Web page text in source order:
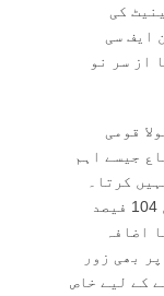
کی
ایف سی
از سر نو
قومی
جیسے اہم
کرتا۔
وفاقی اخراجات میں گزشتہ دہائی میں 104 فیصد
اضافہ
بھی زور
کے لیے خاص